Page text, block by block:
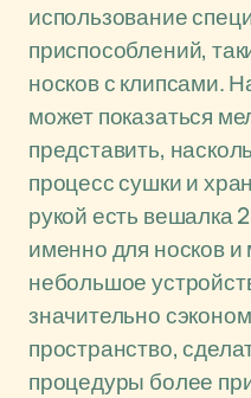
использование
приспособлений,
носков с клипсами.
может показаться
представить,
процесс сушки и
рукой есть вешалка
именно для носков
небольшое
значительно
пространство,
процедуры более